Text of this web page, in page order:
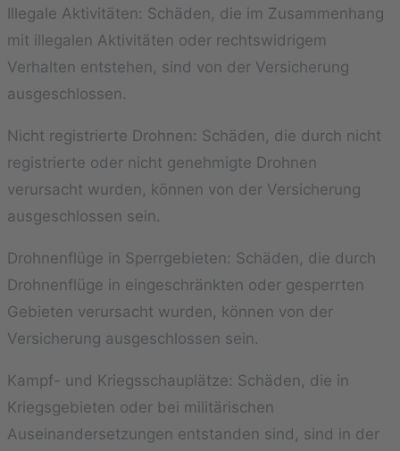
Illegale Aktivitäten: Schäden, die im Zusammenhang
mit illegalen Aktivitäten oder rechtswidrigem
Verhalten entstehen, sind von der Versicherung
ausgeschlossen.
Nicht registrierte Drohnen: Schäden, die durch nicht
registrierte oder nicht genehmigte Drohnen
verursacht wurden, können von der Versicherung
ausgeschlossen sein.
Drohnenflüge in Sperrgebieten: Schäden, die durch
Drohnenflüge in eingeschränkten oder gesperrten
Gebieten verursacht wurden, können von der
Versicherung ausgeschlossen sein.
Kampf- und Kriegsschauplätze: Schäden, die in
Kriegsgebieten oder bei militärischen
Auseinandersetzungen entstanden sind, sind in der